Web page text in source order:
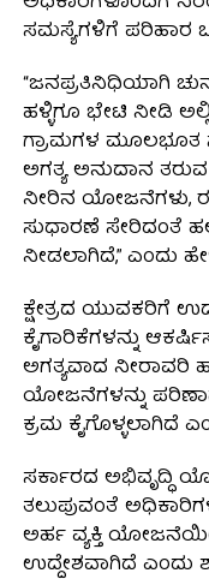
ಸಮಸ್ಯೆಗಳಿಗೆ ಪರಿಹಾರ
“ಜನಪ್ರತಿನಿಧಿಯಾಗಿ
ಹಳ್ಳಿಗೂ ಭೇಟಿ ನೀಡಿ
ಗ್ರಾಮಗಳ ಮೂಲಭೂತ
ಅಗತ್ಯ ಅನುದಾನ
ನೀರಿನ ಯೋಜನೆಗಳು,
ಸುಧಾರಣೆ ಸೇರಿದಂತೆ
ನೀಡಲಾಗಿದೆ,” ಎಂದು
ಕ್ಷೇತ್ರದ ಯುವಕರಿಗೆ
ಕೈಗಾರಿಕೆಗಳನ್ನು
ಅಗತ್ಯವಾದ ನೀರಾವರಿ
ಯೋಜನೆಗಳನ್ನು
ಕ್ರಮ ಕೈಗೊಳ್ಳಲಾಗಿದೆ
ಸರ್ಕಾರದ ಅಭಿವೃದ್ಧಿ
ತಲುಪುವಂತೆ
ಅರ್ಹ ವ್ಯಕ್ತಿ
ಉದ್ದೇಶವಾಗಿದೆ ಎಂದು